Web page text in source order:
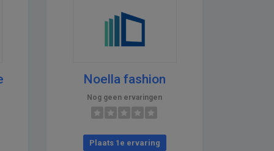
Noella fashion
Nog geen ervaringen
Plaats 1e ervaring